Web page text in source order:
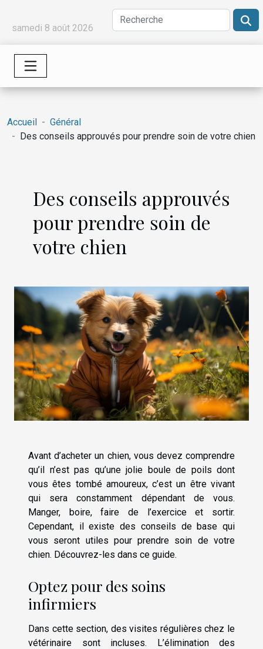
samedi 8 août 2026
Accueil
Général
Des conseils approuvés pour prendre soin de votre chien
Des conseils approuvés
pour prendre soin de
votre chien
Avant d’acheter un chien, vous devez comprendre
qu’il n’est pas qu’une jolie boule de poils dont
vous êtes tombé amoureux, c’est un être vivant
qui sera constamment dépendant de vous.
Manger, boire, faire de l’exercice et sortir.
Cependant, il existe des conseils de base qui
vous seront utiles pour prendre soin de votre
chien. Découvrez-les dans ce guide.
Optez pour des soins
infirmiers
Dans cette section, des visites régulières chez le
vétérinaire sont incluses. L’élimination des